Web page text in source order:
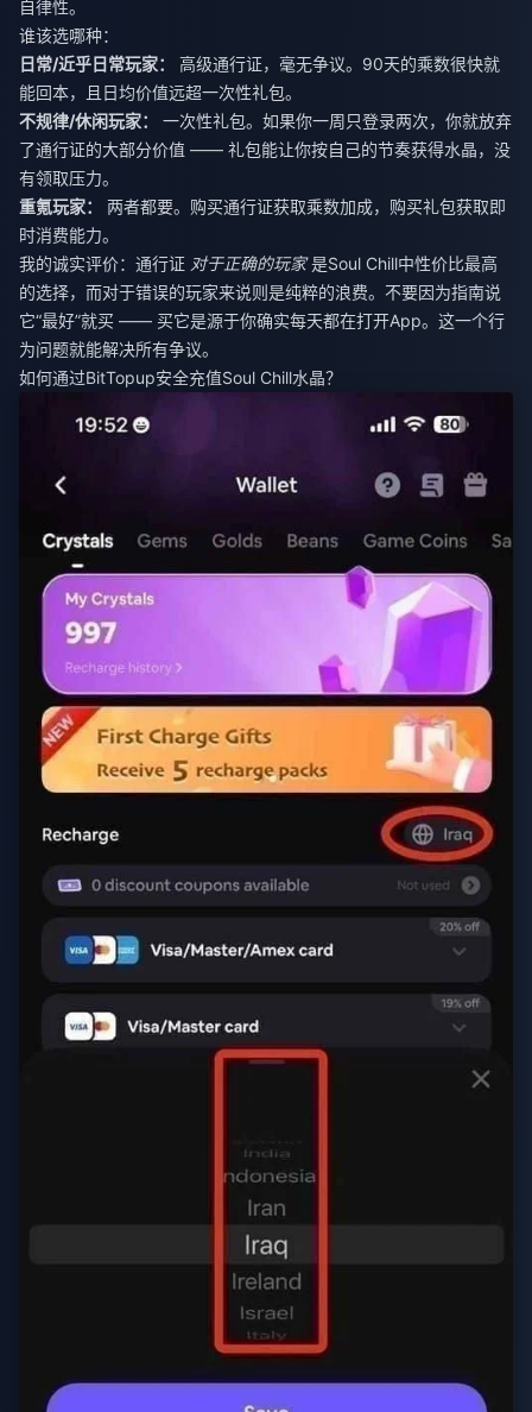
自律性。
谁该选哪种：
日常/近乎日常玩家：
高级通行证，毫无争议。90天的乘数很快就
能回本，且日均价值远超一次性礼包。
不规律/休闲玩家：
一次性礼包。如果你一周只登录两次，你就放弃
了通行证的大部分价值 —— 礼包能让你按自己的节奏获得水晶，没
有领取压力。
重氪玩家：
两者都要。购买通行证获取乘数加成，购买礼包获取即
时消费能力。
我的诚实评价：通行证 对于正确的玩家是Soul Chill中性价比最高
的选择，而对于错误的玩家来说则是纯粹的浪费。不要因为指南说
它“最好”就买 —— 买它是源于你确实每天都在打开App。这一个行
为问题就能解决所有争议。
如何通过BitTopup安全充值Soul Chill水晶？